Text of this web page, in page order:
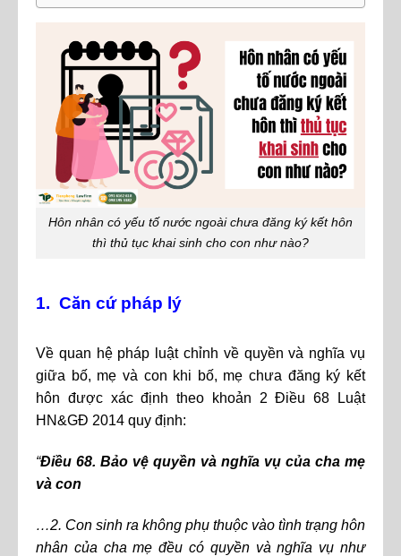
Hôn nhân có yếu tố nước ngoài chưa đăng ký kết hôn
thì thủ tục khai sinh cho con như nào?
1. Căn cứ pháp lý
Về quan hệ pháp luật chỉnh về quyền và nghĩa vụ
giữa bố, mẹ và con khi bố, mẹ chưa đăng ký kết
hôn được xác định theo khoản 2 Điều 68 Luật
HN&GĐ 2014 quy định:
“Điều 68. Bảo vệ quyền và nghĩa vụ của cha mẹ
và con
…2. Con sinh ra không phụ thuộc vào tình trạng hôn
nhân của cha mẹ đều có quyền và nghĩa vụ như